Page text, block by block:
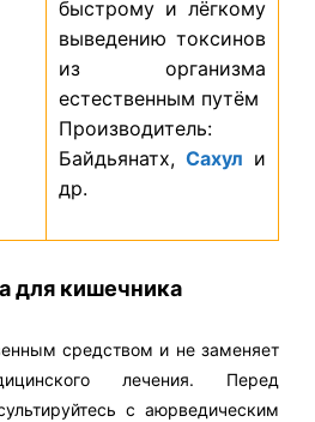
быстрому и лёгкому
выведению токсинов
из организма
естественным путём
Производитель:
Байдьянатх, Сахул и
др.
для кишечника
средством и не заменяет
лечения. Перед
с аюрведическим